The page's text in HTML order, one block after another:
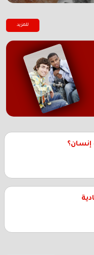
للمزيد
إنسان؟